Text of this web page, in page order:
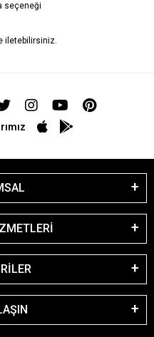
seçeneği
iletebilirsiniz.